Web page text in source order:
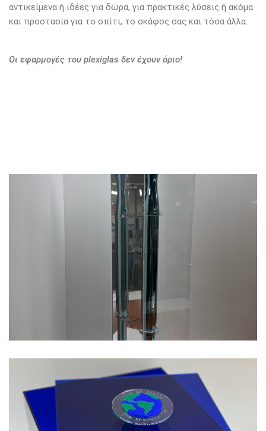
αντικείμενα ή ιδέες για δώρα, για πρακτικές λύσεις ή ακόμα
και προστασία για το σπίτι, το σκάφος σας και τόσα άλλα.
Οι εφαρμογές του plexiglas δεν έχουν όριο!